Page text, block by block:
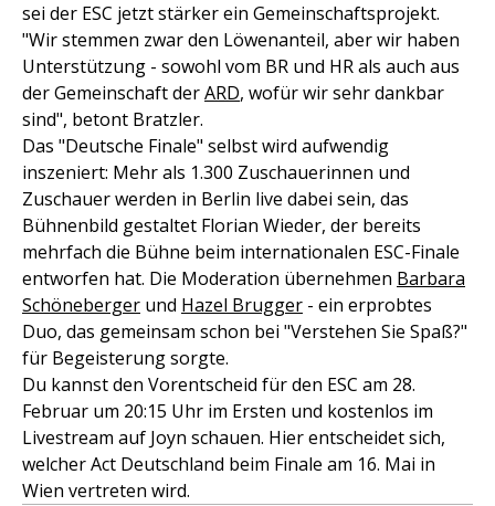
sei der ESC jetzt stärker ein Gemeinschaftsprojekt.
"Wir stemmen zwar den Löwenanteil, aber wir haben
Unterstützung - sowohl vom BR und HR als auch aus
der Gemeinschaft derARD, wofür wir sehr dankbar
sind", betont Bratzler.
Das "Deutsche Finale" selbst wird aufwendig
inszeniert: Mehr als 1.300 Zuschauerinnen und
Zuschauer werden in Berlin live dabei sein, das
Bühnenbild gestaltet Florian Wieder, der bereits
mehrfach die Bühne beim internationalen ESC-Finale
entworfen hat. Die Moderation übernehmen Barbara
Schöneberger und Hazel Brugger - ein erprobtes
Duo, das gemeinsam schon bei "Verstehen Sie Spaß?"
für Begeisterung sorgte.
Du kannst den Vorentscheid für den ESC am 28.
Februar um 20:15 Uhr im Ersten und kostenlos im
Livestream auf Joyn schauen. Hier entscheidet sich,
welcher Act Deutschland beim Finale am 16. Mai in
Wien vertreten wird.